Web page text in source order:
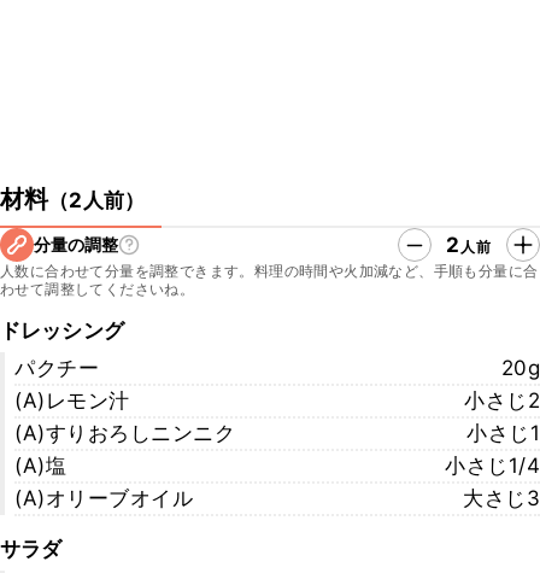
材料（2人前）
分量の調整 2 人前
人数に合わせて分量を調整できます。料理の時間や火加減など、手順も分量に合
わせて調整してくださいね。
ドレッシング
パクチー
20g
(A)レモン汁
小さじ2
(A)すりおろしニンニク
小さじ1
(A)塩
小さじ1/4
(A)オリーブオイル
大さじ3
サラダ